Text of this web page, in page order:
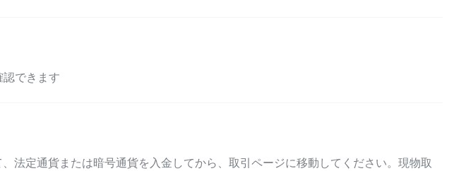
できます
法定通貨または暗号通貨を入金してから、取引ページに移動してください。現物取